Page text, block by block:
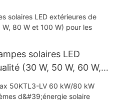
solaires LED
(30 W, 50 W, 60 W,
projets